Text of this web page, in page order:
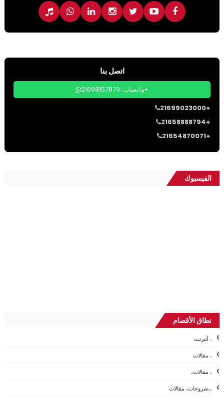
اتصل بنا
واتساب: 21698157879+
21699023000+
21658888794+
21654870071+
الفيسبوك
نطاق الأقصام
، أنترنت
، مقالات
، مقالات،
،،شروحات، مقالات